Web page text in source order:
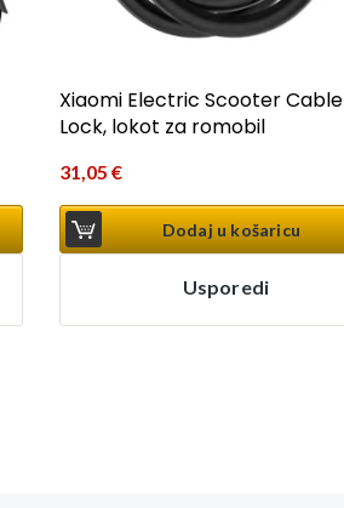
Xiaomi Electric Scooter Cable
Lock, lokot za romobil
31,05 €
Dodaj u košaricu
Usporedi